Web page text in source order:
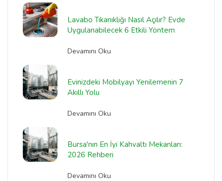
Lavabo Tıkanıklığı Nasıl Açılır? Evde
Uygulanabilecek 6 Etkili Yöntem
Devamını Oku
Evinizdeki Mobilyayı Yenilemenin 7
Akıllı Yolu
Devamını Oku
Bursa'nın En İyi Kahvaltı Mekanları:
2026 Rehberi
Devamını Oku